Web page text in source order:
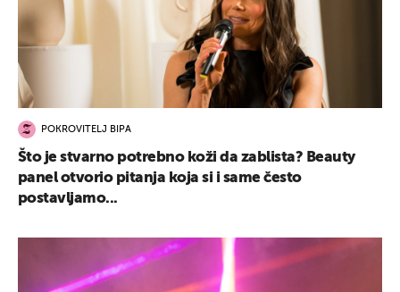
POKROVITELJ BIPA
Što je stvarno potrebno koži da zablista? Beauty
panel otvorio pitanja koja si i same često
postavljamo...